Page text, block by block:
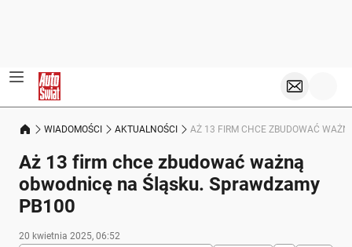
WIADOMOŚCI AKTUALNOŚCI AŻ 13 FIRM CHCE ZBUDOWAĆ
Aż 13 firm chce zbudować ważną
obwodnicę na Śląsku. Sprawdzamy
PB100
20 kwietnia 2025, 06:52